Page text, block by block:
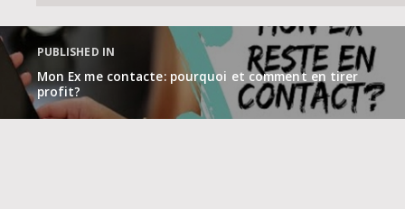
Navigation
de
l’article
PUBLISHED IN
Mon Ex me contacte: pourquoi et comment en tirer
profit?